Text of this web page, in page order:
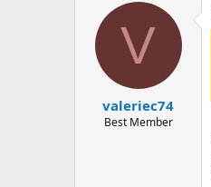
V
valeriec74
Best Member